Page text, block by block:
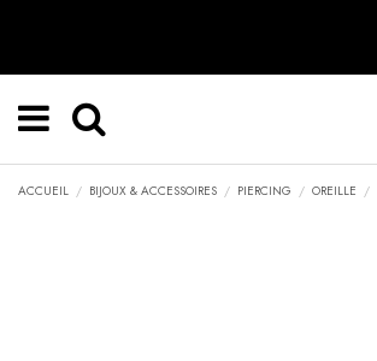
ACCUEIL BIJOUX & ACCESSOIRES PIERCING OREILLE